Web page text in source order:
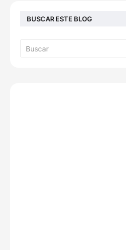
BUSCAR ESTE BLOG